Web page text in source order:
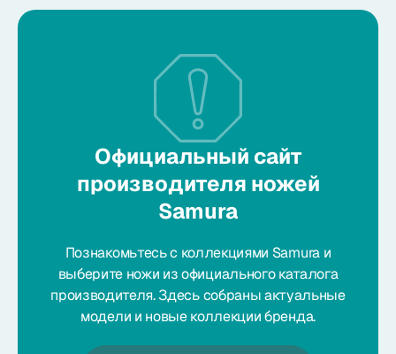
Официальный сайт
производителя ножей
Samura
Познакомьтесь с коллекциями Samura и
выберите ножи из официального каталога
производителя. Здесь собраны актуальные
модели и новые коллекции бренда.